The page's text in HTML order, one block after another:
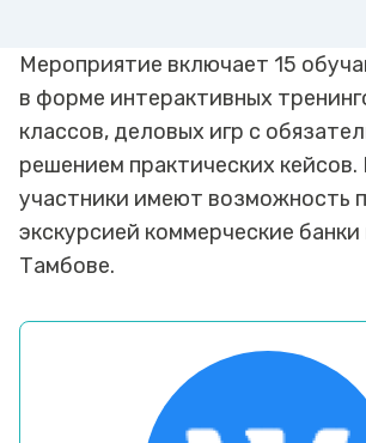
Мероприятие включает 15
в форме интерактивных
классов, деловых игр с
решением практических кейсов.
участники имеют возможность
экскурсией коммерческие банки
Тамбове.